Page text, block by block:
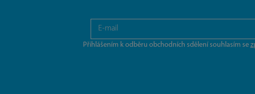
Přihlášením k odběru obchodních sdělení souhlasím se